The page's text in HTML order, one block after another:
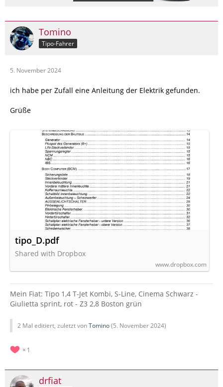
Tomino
Tipo-Fahrer
5. November 2024
ich habe per Zufall eine Anleitung der Elektrik gefunden.
Grüße
tipo_D.pdf
Shared with Dropbox
www.dropbox.com
Mein Fiat: Tipo 1,4 T-Jet Kombi, S-Line, Cinema Schwarz -
Giulietta sprint, rot - Z3 2,8 Boston grün
2 Mal editiert, zuletzt vonTomino(5. November 2024)
1
drfiat